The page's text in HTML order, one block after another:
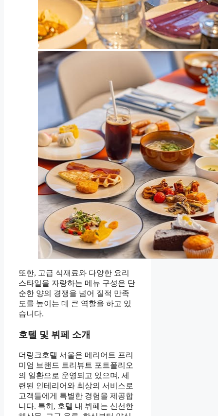
또한, 고급 식재료와 다양한 요리
스타일을 자랑하는 메뉴 구성은 단
순한 양의 경쟁을 넘어 질적 만족
도를 높이는 데 큰 역할을 하고 있
습니다.
호텔 및 뷔페 소개
더링크호텔 서울은 메리어트 프리
미엄 브랜드 트리뷰트 포트폴리오
의 일환으로 운영되고 있으며, 세
련된 인테리어와 최상의 서비스로
고객들에게 특별한 경험을 제공합
니다. 특히, 호텔 내 뷔페는 신선한